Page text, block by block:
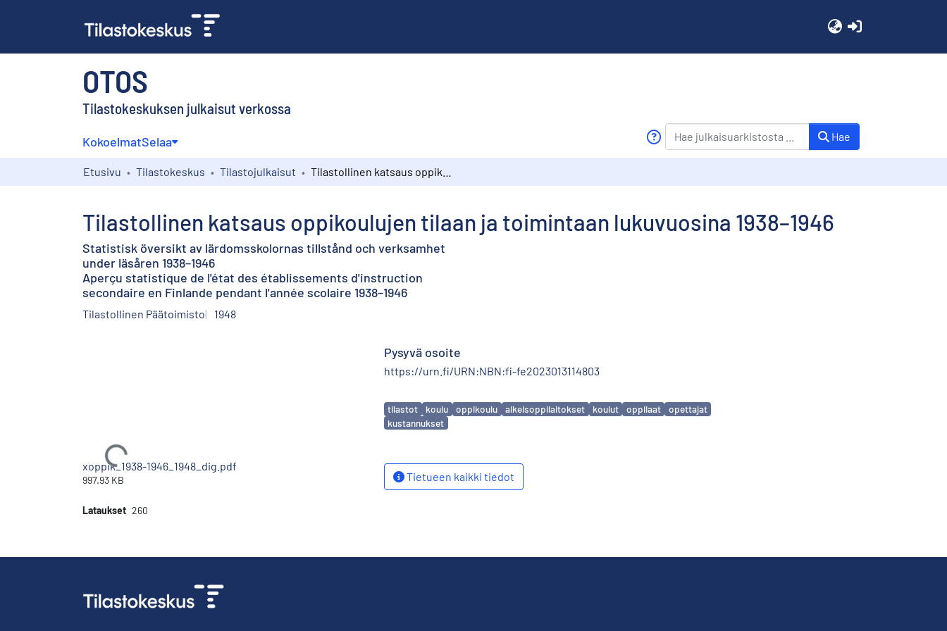
OTOS
Tilastokeskuksen julkaisut verkossa
KokoelmatSelaa Hae
Etusivu Tilastokeskus Tilastojulkaisut
Tilastollinen katsaus oppikoulujen tilaan ja toimintaan lukuvuosina 1938–1946
Statistisk översikt av lärdomsskolornas tillstånd och verksamhet
under läsåren 1938–1946
Aperçu statistique de l'état des établissements d'instruction
secondaire en Finlande pendant l'année scolaire 1938–1946
Tilastollinen Päätoimisto 1948
Ladataan...
xoppik_1938-1946_1948_dig.pdf
997.93 KB
Lataukset 260
Pysyvä osoite
https://urn.fi/URN:NBN:fi-fe2023013114803
Avainsanat
tilastot koulu oppikoulu alkeisoppilaitokset koulut oppilaat
opettajat
kustannukset
Tietueen kaikki tiedot